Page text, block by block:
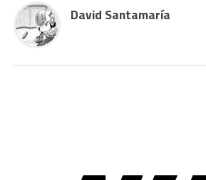
David Santamaría